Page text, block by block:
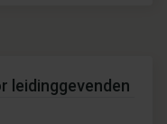
leidinggevenden